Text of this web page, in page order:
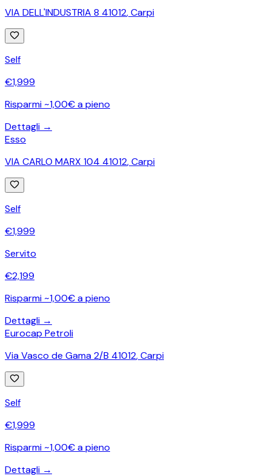
VIA DELL'INDUSTRIA 8 41012,Carpi
Self
€1,999
Risparmi ~1,00€ a pieno
Dettagli →
Esso
VIA CARLO MARX 104 41012,Carpi
Self
€1,999
Servito
€2,199
Risparmi ~1,00€ a pieno
Dettagli →
Eurocap Petroli
Via Vasco de Gama 2/B 41012,Carpi
Self
€1,999
Risparmi ~1,00€ a pieno
Dettagli →